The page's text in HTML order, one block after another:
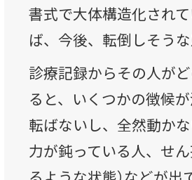
書式で大体構造化され
ば、今後、転倒しそう
診療記録からその人が
ると、いくつかの徴候
転ばないし、全然動か
力が鈍っている人、せ